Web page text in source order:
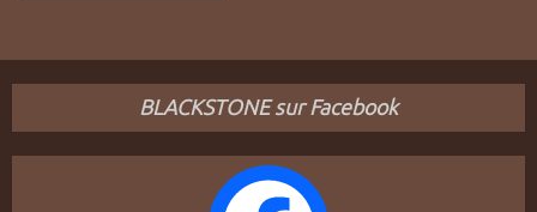
BLACKSTONE sur Facebook